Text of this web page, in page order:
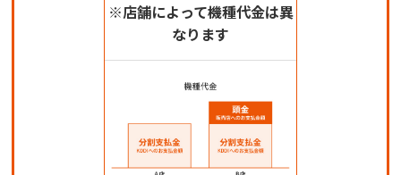
※店舗によって機種代金は異
なります